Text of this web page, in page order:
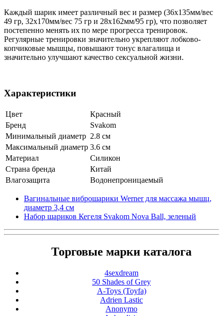
Каждый шарик имеет различный вес и размер (36х135мм/вес
49 гр, 32х170мм/вес 75 гр и 28х162мм/95 гр), что позволяет
постепенно менять их по мере прогресса тренировок.
Регулярные тренировки значительно укрепляют лобково-
копчиковые мышцы, повышают тонус влагалища и
значительно улучшают качество сексуальной жизни.
Характеристики
Цвет
Красный
Бренд
Svakom
Минимальный диаметр 2.8 см
Максимальный диаметр 3.6 см
Материал
Силикон
Страна бренда
Китай
Влагозащита
Водонепроницаемый
Вагинальные виброшарики Werner для массажа мышц,
диаметр 3,4 см
Набор шариков Кегеля Svakom Nova Ball, зеленый
Торговые марки каталога
4sexdream
50 Shades of Grey
A-Toys (Toyfa)
Adrien Lastic
Anonymo